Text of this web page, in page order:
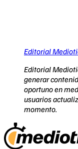
Editorial
Editorial
generar
oportuno en
usuarios
momento.